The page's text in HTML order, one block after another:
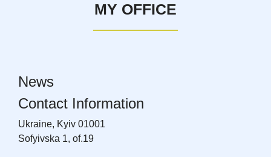
MY OFFICE
News
Contact Information
Ukraine, Kyiv 01001
Sofyivska 1, of.19